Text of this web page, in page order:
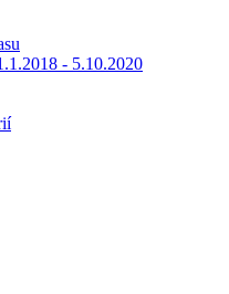
- 5.10.2020